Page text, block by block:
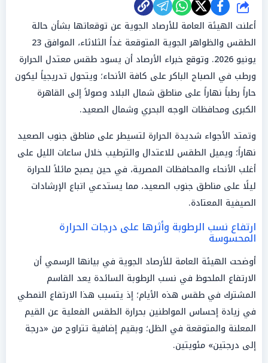
شارك
أعلنت الهيئة العامة للأرصاد الجوية عن توقعاتها بشأن حالة
الطقس والظواهر الجوية المتوقعة غداً الثلاثاء، الموافق 23
يونيو 2026. وتوقع خبراء الأرصاد أن يسود طقس معتدل الحرارة
ورطب في الصباح الباكر على كافة الأنحاء؛ ويتحول تدريجياً ليكون
حاراً رطباً نهاراً على مناطق شمال البلاد وصولاً إلى القاهرة
الكبرى ومحافظات الوجه البحري وشمال الصعيد.
وتمتد الأجواء شديدة الحرارة لتسيطر على مناطق جنوب الصعيد
نهاراً؛ ويميل الطقس للاعتدال والترطيب خلال ساعات الليل على
أغلب الأنحاء والمحافظات المصرية، في حين يصبح مائلاً للحرارة
ليلًا على مناطق جنوب الصعيد، مما يستدعي اتباع الإرشادات
الصيفية المعتادة.
ارتفاع نسب الرطوبة وأثرها على درجات الحرارة
المحسوسة
أوضحت الهيئة العامة للأرصاد الجوية في بيانها الرسمي أن
الارتفاع الملحوظ في نسب الرطوبة السائدة يعد القاسم
المشترك في طقس هذه الأيام؛ إذ يتسبب هذا الارتفاع النمطي
في زيادة إحساس المواطنين بحرارة الطقس الفعلية عن القيم
المعلنة والمتوقعة في الظل؛ وبقيم إضافية تتراوح من «درجة
إلى درجتين» مئويتين.